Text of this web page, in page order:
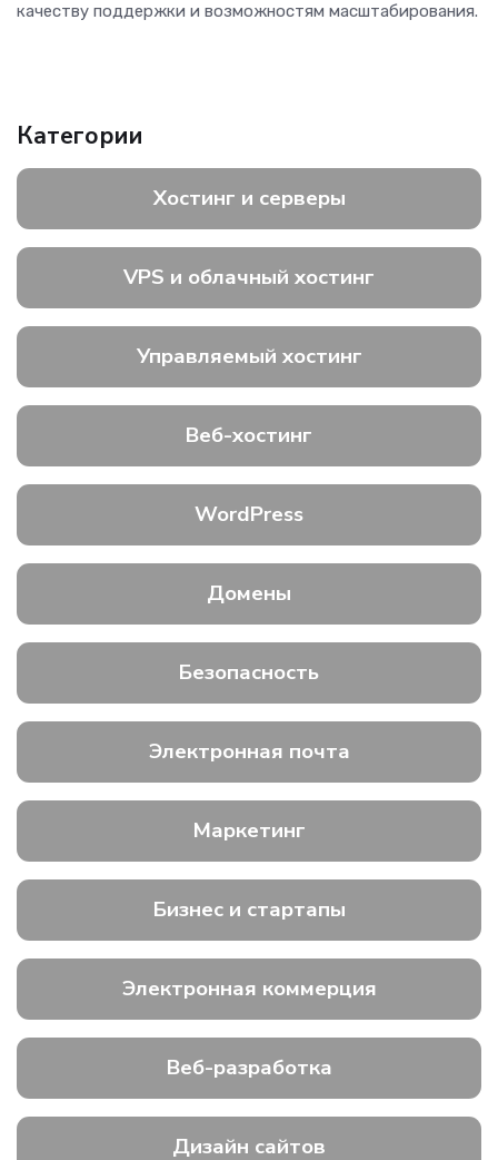
качеству поддержки и возможностям масштабирования.
Категории
Хостинг и серверы
VPS и облачный хостинг
Управляемый хостинг
Веб-хостинг
WordPress
Домены
Безопасность
Электронная почта
Маркетинг
Бизнес и стартапы
Электронная коммерция
Веб-разработка
Дизайн сайтов